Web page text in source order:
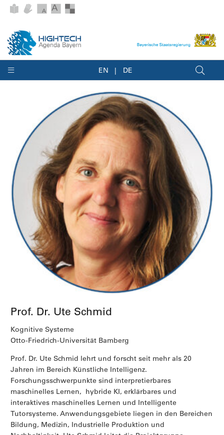
EN DE
Prof. Dr. Ute Schmid
Kognitive Systeme
Otto-Friedrich-Universität Bamberg
Prof. Dr. Ute Schmid lehrt und forscht seit mehr als 20
Jahren im Bereich Künstliche Intelligenz.
Forschungsschwerpunkte sind interpretierbares
maschinelles Lernen, hybride KI, erklärbares und
interaktives maschinelles Lernen und Intelligente
Tutorsysteme. Anwendungsgebiete liegen in den Bereichen
Bildung, Medizin, Industrielle Produktion und